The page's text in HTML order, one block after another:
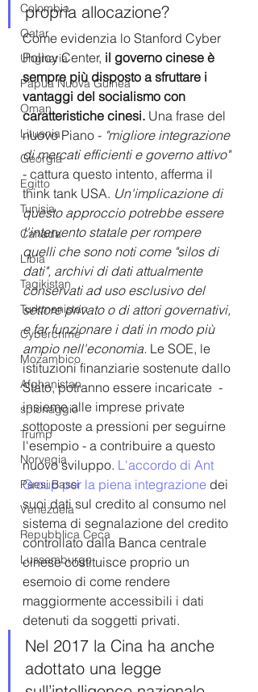
Colombia
Qatar
Ungheria
Papua Nuova Guinea
Oman
Lituania
Georgia
Egitto
Tunisia
Canada
Libia
Tagikistan
Turkmenistan
Cybercrime
Mozambico
Afghanistan
spionaggio
Trump
Norvegia
Paesi Bassi
Venezuela
Repubblica Ceca
Lussemburgo
propria allocazione?
Come evidenzia lo Stanford Cyber ​​
Policy Center, il governo cinese è
sempre più disposto a sfruttare i
vantaggi del socialismo con
caratteristiche cinesi. Una frase del
nuovo Piano - "migliore integrazione
di mercati efficienti e governo attivo"
- cattura questo intento, afferma il
think tank USA. Un'implicazione di
questo approccio potrebbe essere
l'intervento statale per rompere
quelli che sono noti come "silos di
dati", archivi di dati attualmente
conservati ad uso esclusivo del
settore privato o di attori governativi,
e far funzionare i dati in modo più
ampio nell'economia. Le SOE, le
istituzioni finanziarie sostenute dallo
Stato, potranno essere incaricate  -
insieme alle imprese private
sottoposte a pressioni per seguirne
l'esempio - a contribuire a questo
nuovo sviluppo. L'accordo di Ant
Group per la piena integrazione dei
suoi dati sul credito al consumo nel
sistema di segnalazione del credito
controllato dalla Banca centrale
cinese costituisce proprio un
esemoio di come rendere
maggiormente accessibili i dati
detenuti da soggetti privati.
Nel 2017 la Cina ha anche
adottato una legge